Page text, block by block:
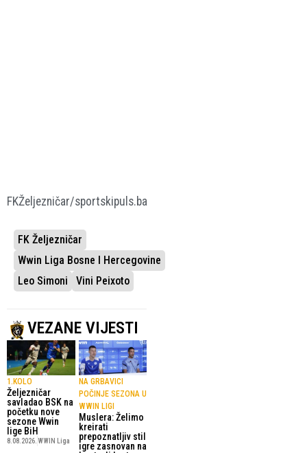
FKŽeljezničar/sportskipuls.ba
FK Željezničar
Wwin Liga Bosne I Hercegovine
Leo Simoni
Vini Peixoto
VEZANE VIJESTI
1.KOLO
Željezničar
savladao BSK na
početku nove
sezone Wwin
lige BiH
8.08.2026. WWIN Liga
NA GRBAVICI
POČINJE SEZONA U
WWIN LIGI
Muslera: Želimo
kreirati
prepoznatljiv stil
igre zasnovan na